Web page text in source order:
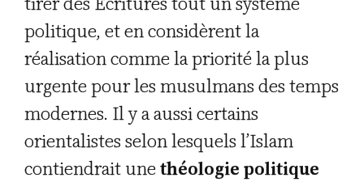
politique, et en considèrent la
réalisation comme la priorité la plus
urgente pour les musulmans des temps
modernes. Il y a aussi certains
orientalistes selon lesquels l’Islam
contiendrait unethéologie politique